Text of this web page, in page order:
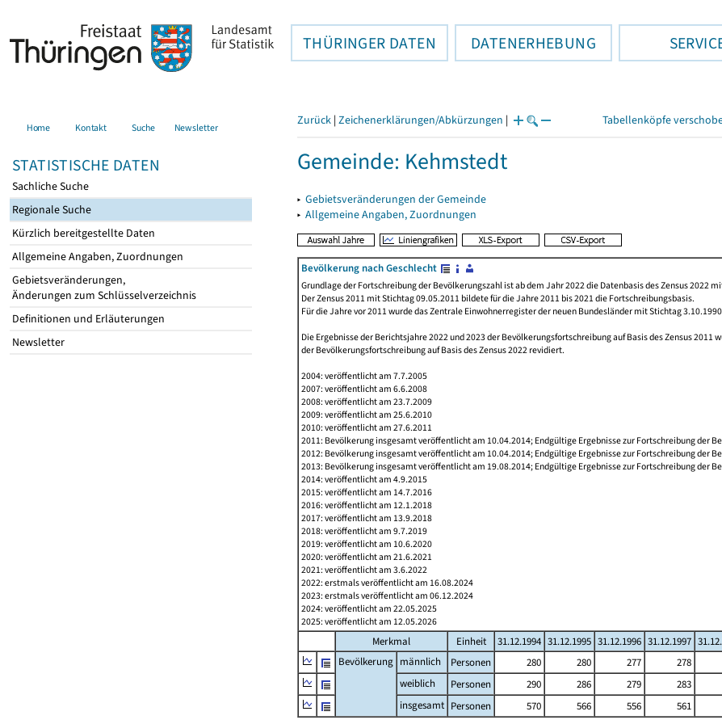
THÜRINGER DATEN DATENERHEBUNG
Home Kontakt Suche Newsletter
STATISTISCHE DATEN
Sachliche Suche
Regionale Suche
Kürzlich bereitgestellte Daten
Allgemeine Angaben, Zuordnungen
Gebietsveränderungen,
Änderungen zum Schlüsselverzeichnis
Definitionen und Erläuterungen
Newsletter
Zurück | Zeichenerklärungen/Abkürzungen | Tabellenköpfe
Gemeinde: Kehmstedt
▸ Gebietsveränderungen der Gemeinde
▸ Allgemeine Angaben, Zuordnungen
Bevölkerung nach Geschlecht
Grundlage der Fortschreibung der Bevölkerungszahl ist ab dem Jahr 2022 die Datenbasis des Zensus 2022
Der Zensus 2011 mit Stichtag 09.05.2011 bildete für die Jahre 2011 bis 2021 die Fortschreibungsbasis.
Für die Jahre vor 2011 wurde das Zentrale Einwohnerregister der neuen Bundesländer mit Stichtag
Die Ergebnisse der Berichtsjahre 2022 und 2023 der Bevölkerungsfortschreibung auf Basis des Zensus 2011
der Bevölkerungsfortschreibung auf Basis des Zensus 2022 revidiert.
2004: veröffentlicht am 7.7.2005
2007: veröffentlicht am 6.6.2008
2008: veröffentlicht am 23.7.2009
2009: veröffentlicht am 25.6.2010
2010: veröffentlicht am 27.6.2011
2011: Bevölkerung insgesamt veröffentlicht am 10.04.2014; Endgültige Ergebnisse zur Fortschreibung der
2012: Bevölkerung insgesamt veröffentlicht am 10.04.2014; Endgültige Ergebnisse zur Fortschreibung der
2013: Bevölkerung insgesamt veröffentlicht am 19.08.2014; Endgültige Ergebnisse zur Fortschreibung der
2014: veröffentlicht am 4.9.2015
2015: veröffentlicht am 14.7.2016
2016: veröffentlicht am 12.1.2018
2017: veröffentlicht am 13.9.2018
2018: veröffentlicht am 9.7.2019
2019: veröffentlicht am 10.6.2020
2020: veröffentlicht am 21.6.2021
2021: veröffentlicht am 3.6.2022
2022: erstmals veröffentlicht am 16.08.2024
2023: erstmals veröffentlicht am 06.12.2024
2024: veröffentlicht am 22.05.2025
2025: veröffentlicht am 12.05.2026
Merkmal Einheit 31.12.1994 31.12.1995 31.12.1996 31.12.1997
Bevölkerung männlich Personen 280 280 277 278
weiblich
Personen 290 286 279 283
insgesamt Personen 570 566 556 561